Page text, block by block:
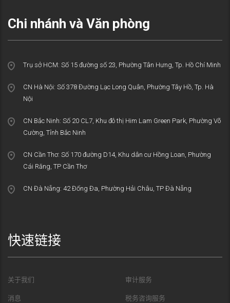
Chi nhánh và Văn phòng
Trụ sở HCM: Số 15 đường số 23, Phường Tân Hưng, Tp. Hồ Chí Minh
CN Hà Nội: Số 378 Đường Lạc Long Quân, Phường Tây Hồ, Tp. Hà
Nội
CN Bắc Ninh: Số 20 CL7, Khu đô thị Him Lam Green Park, Phường Võ
Cường, Tỉnh Bắc Ninh
CN Cần Thơ: Số 170 đường D14, Khu dân cư Hồng Loan, Phường
Cái Răng, TP Cần Thơ
CN Đà Nẵng: 42 Đống Đa, Phường Hải Châu, TP Đà Nẵng
快速链接
关于我们 审计服务
消息 税务咨询服务